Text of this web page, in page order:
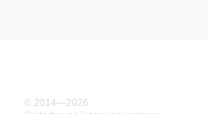
© 2014—2026